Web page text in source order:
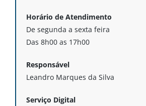
Horário de Atendimento
De segunda a sexta feira
Das 8h00 as 17h00
Responsável
Leandro Marques da Silva
Serviço Digital